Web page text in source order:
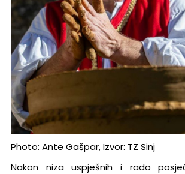
Photo: Ante Gašpar, Izvor: TZ Sinj
Nakon niza uspješnih i rado